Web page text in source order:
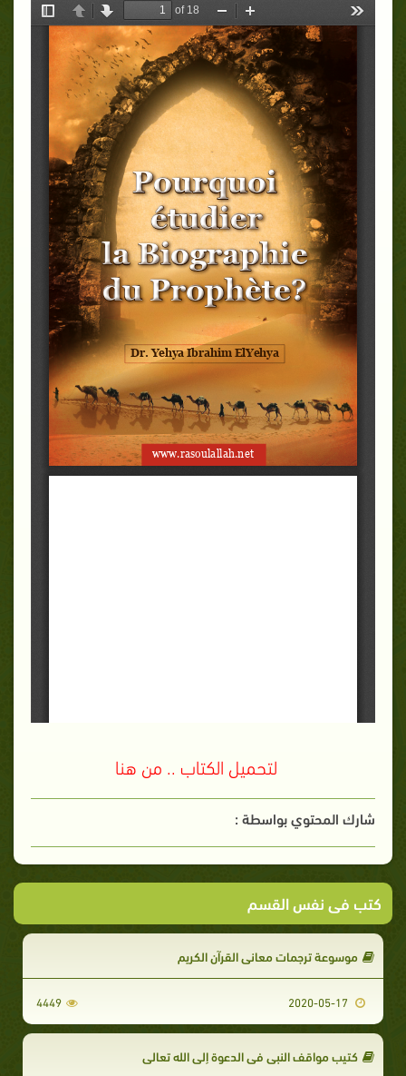
لتحميل الكتاب .. من هنا
شارك المحتوي بواسطة :
كتب فى نفس القسم
موسوعة ترجمات معاني القرآن الكريم
4449
كتيب مواقف النبي في الدعوة إلى الله تعالى